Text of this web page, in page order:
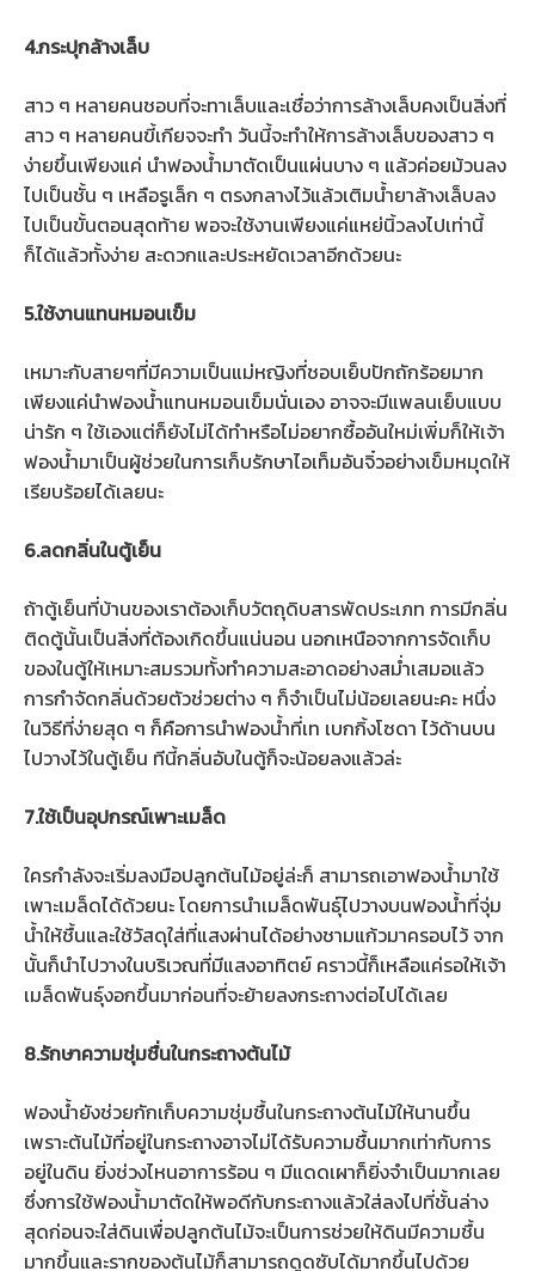
4.กระปุกล้างเล็บ
สาว ๆ หลายคนชอบที่จะทาเล็บและเชื่อว่าการล้างเล็บคงเป็นสิ่งที่
สาว ๆ หลายคนขี้เกียจจะทำ วันนี้จะทำให้การล้างเล็บของสาว ๆ
ง่ายขึ้นเพียงแค่ นำฟองน้ำมาตัดเป็นแผ่นบาง ๆ แล้วค่อยม้วนลง
ไปเป็นชั้น ๆ เหลือรูเล็ก ๆ ตรงกลางไว้แล้วเติมน้ำยาล้างเล็บลง
ไปเป็นขั้นตอนสุดท้าย พอจะใช้งานเพียงแค่แหย่นิ้วลงไปเท่านี้
ก็ได้แล้วทั้งง่าย สะดวกและประหยัดเวลาอีกด้วยนะ
5.ใช้งานแทนหมอนเข็ม
เหมาะกับสายๆที่มีความเป็นแม่หญิงที่ชอบเย็บปักถักร้อยมาก
เพียงแค่นำฟองน้ำแทนหมอนเข็มนั่นเอง อาจจะมีแพลนเย็บแบบ
น่ารัก ๆ ใช้เองแต่ก็ยังไม่ได้ทำหรือไม่อยากซื้ออันใหม่เพิ่มก็ให้เจ้า
ฟองน้ำมาเป็นผู้ช่วยในการเก็บรักษาไอเท็มอันจิ๋วอย่างเข็มหมุดให้
เรียบร้อยได้เลยนะ
6.ลดกลิ่นในตู้เย็น
ถ้าตู้เย็นที่บ้านของเราต้องเก็บวัตถุดิบสารพัดประเภท การมีกลิ่น
ติดตู้นั้นเป็นสิ่งที่ต้องเกิดขึ้นแน่นอน นอกเหนือจากการจัดเก็บ
ของในตู้ให้เหมาะสมรวมทั้งทำความสะอาดอย่างสม่ำเสมอแล้ว
การกำจัดกลิ่นด้วยตัวช่วยต่าง ๆ ก็จำเป็นไม่น้อยเลยนะคะ หนึ่ง
ในวิธีที่ง่ายสุด ๆ ก็คือการนำฟองน้ำที่เท เบกกิ้งโซดา ไว้ด้านบน
ไปวางไว้ในตู้เย็น ทีนี้กลิ่นอับในตู้ก็จะน้อยลงแล้วล่ะ
7.ใช้เป็นอุปกรณ์เพาะเมล็ด
ใครกำลังจะเริ่มลงมือปลูกต้นไม้อยู่ล่ะก็ สามารถเอาฟองน้ำมาใช้
เพาะเมล็ดได้ด้วยนะ โดยการนำเมล็ดพันธุ์ไปวางบนฟองน้ำที่จุ่ม
น้ำให้ชื้นและใช้วัสดุใส่ที่แสงผ่านได้อย่างชามแก้วมาครอบไว้ จาก
นั้นก็นำไปวางในบริเวณที่มีแสงอาทิตย์ คราวนี้ก็เหลือแค่รอให้เจ้า
เมล็ดพันธุ์งอกขึ้นมาก่อนที่จะย้ายลงกระถางต่อไปได้เลย
8.รักษาความชุ่มชื่นในกระถางต้นไม้
ฟองน้ำยังช่วยกักเก็บความชุ่มชื้นในกระถางต้นไม้ให้นานขึ้น
เพราะต้นไม้ที่อยู่ในกระถางอาจไม่ได้รับความชื้นมากเท่ากับการ
อยู่ในดิน ยิ่งช่วงไหนอาการร้อน ๆ มีแดดเผาก็ยิ่งจำเป็นมากเลย
ซึ่งการใช้ฟองน้ำมาตัดให้พอดีกับกระถางแล้วใส่ลงไปที่ชั้นล่าง
สุดก่อนจะใส่ดินเพื่อปลูกต้นไม้จะเป็นการช่วยให้ดินมีความชื้น
มากขึ้นและรากของต้นไม้ก็สามารถดูดซับได้มากขึ้นไปด้วย